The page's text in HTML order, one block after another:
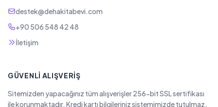
destek@dehakitabevi.com
+90 506 548 42 48
İletişim
GÜVENLI ALIŞVERIŞ
Sitemizden yapacağınız tüm alışverişler 256-bit SSL sertifikası
ile korunmaktadır. Kredi kartı bilgileriniz sistemimizde tutulmaz.